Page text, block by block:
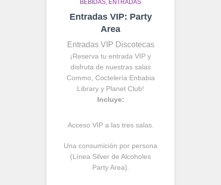
BEBIDAS ENTRADAS
Entradas VIP: Party
Area
Entradas VIP Discotecas
¡Reserva tu entrada VIP y
disfruta de nuestras salas
Commo, Coctelería Enbabia
Library y Planet Club!
Incluye:
Acceso VIP a las tres salas.
Una consumición por persona
(Línea Silver de Alcoholes
Party Area).